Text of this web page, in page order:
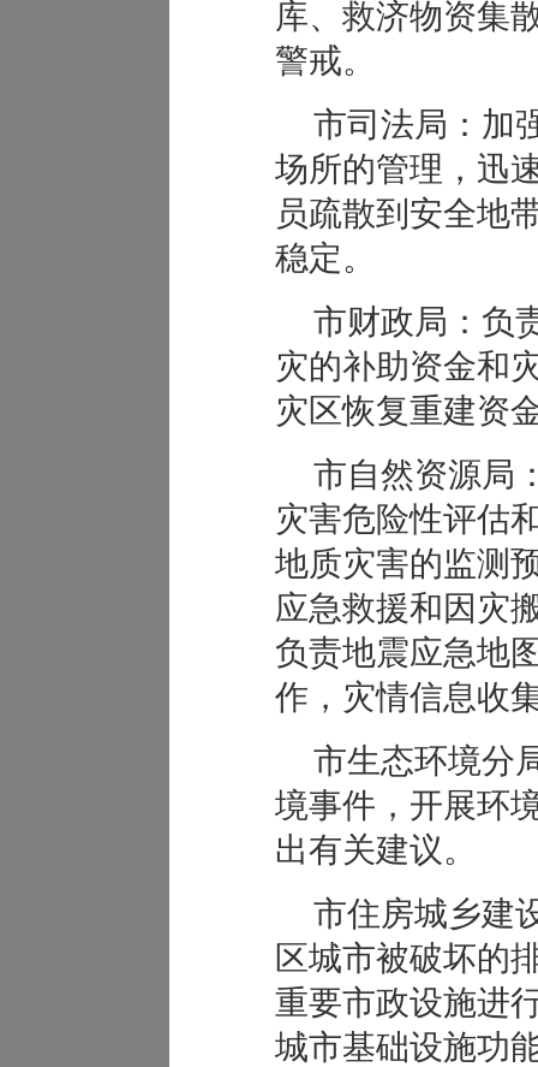
库、救济物资集
警戒。
市司法局：加
场所的管理，迅
员疏散到安全地
稳定。
市财政局：负
灾的补助资金和
灾区恢复重建资
市自然资源局
灾害危险性评估
地质灾害的监测
应急救援和因灾
负责地震应急地
作，灾情信息收
市生态环境分
境事件，开展环
出有关建议。
市住房城乡建
区城市被破坏的
重要市政设施进
城市基础设施功